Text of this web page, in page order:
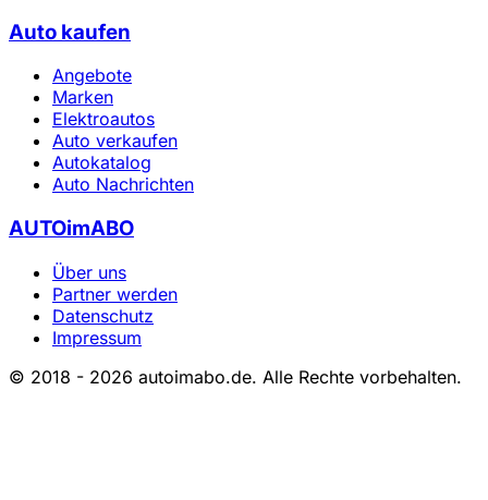
Auto kaufen
Angebote
Marken
Elektroautos
Auto verkaufen
Autokatalog
Auto Nachrichten
AUTOimABO
Über uns
Partner werden
Datenschutz
Impressum
© 2018 - 2026 autoimabo.de. Alle Rechte vorbehalten.